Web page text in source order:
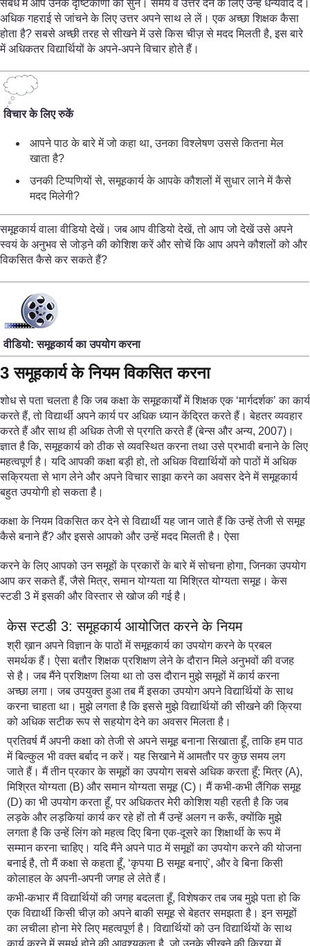
संबंध में आप उनके दृष्टिकोणों को सुनें। समय व उत्तर देने के लिए उन्हें धन्यवाद दें।
अधिक गहराई से जांचने के लिए उत्तर अपने साथ ले लें। एक अच्छा शिक्षक कैसा
होता है? सबसे अच्छी तरह से सीखने में उसे किस चीज़ से मदद मिलती है, इस बारे
में अधिकतर विद्यार्थियों के अपने-अपने विचार होते हैं।
विचार के लिए रुकें
आपने पाठ के बारे में जो कहा था, उनका विश्लेषण उससे कितना मेल
खाता है?
उनकी टिप्पणियों से, समूहकार्य के आपके कौशलों में सुधार लाने में कैसे
मदद मिलेगी?
समूहकार्य वाला वीडियो देखें। जब आप वीडियो देखें, तो आप जो देखें उसे अपने
स्वयं के अनुभव से जोड़ने की कोशिश करें और सोचें कि आप अपने कौशलों को और
विकसित कैसे कर सकते हैं?
वीडियो: समूहकार्य का उपयोग करना
3 समूहकार्य के नियम विकसित करना
शोध से पता चलता है कि जब कक्षा के समूहकार्यों में शिक्षक एक ‘मार्गदर्शक’ का कार्य
करते हैं, तो विद्यार्थी अपने कार्य पर अधिक ध्यान केंद्रित करते हैं। बेहतर व्यवहार
करते हैं और साथ ही अधिक तेजी से प्रगति करते हैं (बेन्स और अन्य, 2007)।
ज्ञात है कि, समूहकार्य को ठीक से व्यवस्थित करना तथा उसे प्रभावी बनाने के लिए
महत्वपूर्ण है। यदि आपकी कक्षा बड़ी हो, तो अधिक विद्यार्थियों को पाठों में अधिक
सक्रियता से भाग लेने और अपने विचार साझा करने का अवसर देने में समूहकार्य
बहुत उपयोगी हो सकता है।
कक्षा के नियम विकसित कर देने से विद्यार्थी यह जान जाते हैं कि उन्हें तेजी से समूह
कैसे बनाने हैं? और इससे आपको और उन्हें मदद मिलती है। ऐसा
करने के लिए आपको उन समूहों के प्रकारों के बारे में सोचना होगा, जिनका उपयोग
आप कर सकते हैं, जैसे मित्र, समान योग्यता या मिश्रित योग्यता समूह। केस
स्टडी 3 में इसकी और विस्तार से खोज की गई है।
केस स्टडी 3: समूहकार्य आयोजित करने के नियम
श्री ख़ान अपने विज्ञान के पाठों में समूहकार्य का उपयोग करने के प्रबल
समर्थक हैं। ऐसा बतौर शिक्षक प्रशिक्षण लेने के दौरान मिले अनुभवों की वजह
से है। जब मैंने प्रशिक्षण लिया था तो उस दौरान मुझे समूहों में कार्य करना
अच्छा लगा। जब उपयुक्त हुआ तब मैं इसका उपयोग अपने विद्यार्थियों के साथ
करना चाहता था। मुझे लगता है कि इससे मुझे विद्यार्थियों की सीखने की क्रिया
को अधिक सटीक रूप से सहयोग देने का अवसर मिलता है।
प्रतिवर्ष मैं अपनी कक्षा को तेजी से अपने समूह बनाना सिखाता हूँ, ताकि हम पाठ
में बिल्कुल भी वक्त बर्बाद न करें। यह सिखाने में आमतौर पर कुछ समय लग
जाते हैं। मैं तीन प्रकार के समूहों का उपयोग सबसे अधिक करता हूँ: मित्र (A),
मिश्रित योग्यता (B) और समान योग्यता समूह (C)। मैं कभी-कभी लैंगिक समूह
(D) का भी उपयोग करता हूँ, पर अधिकतर मेरी कोशिश यही रहती है कि जब
लड़के और लड़कियां कार्य कर रहे हों तो मैं उन्हें अलग न करूँ, क्योंकि मुझे
लगता है कि उन्हें लिंग को महत्व दिए बिना एक-दूसरे का शिक्षार्थी के रूप में
सम्मान करना चाहिए। यदि मैंने अपने पाठ में समूहों का उपयोग करने की योजना
बनाई है, तो मैं कक्षा से कहता हूँ, ‘कृपया B समूह बनाएं’, और वे बिना किसी
कोलाहल के अपनी-अपनी जगह ले लेते हैं।
कभी-कभार मैं विद्यार्थियों की जगह बदलता हूँ, विशेषकर तब जब मुझे पता हो कि
एक विद्यार्थी किसी चीज़ को अपने बाकी समूह से बेहतर समझता है। इन समूहों
का लचीला होना मेरे लिए महत्वपूर्ण है। विद्यार्थियों को उन विद्यार्थियों के साथ
कार्य करने में समर्थ होने की आवश्यकता है, जो उनके सीखने की क्रिया में